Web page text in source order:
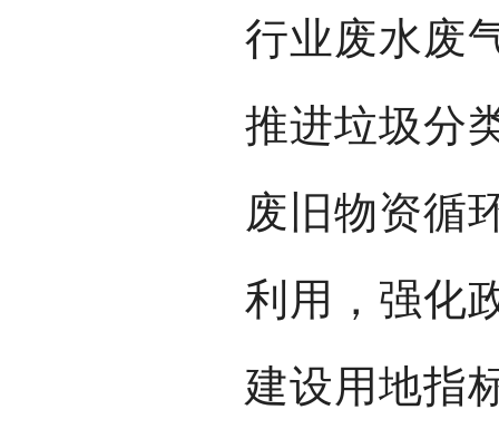
行业废水废
推进垃圾分
废旧物资循
利用，强化
建设用地指